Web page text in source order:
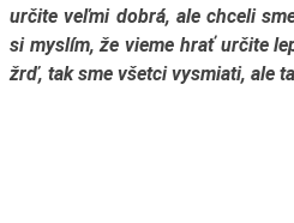
určite veľmi dobrá, ale chceli
si myslím, že vieme hrať určite
žrď, tak sme všetci vysmiati, ale